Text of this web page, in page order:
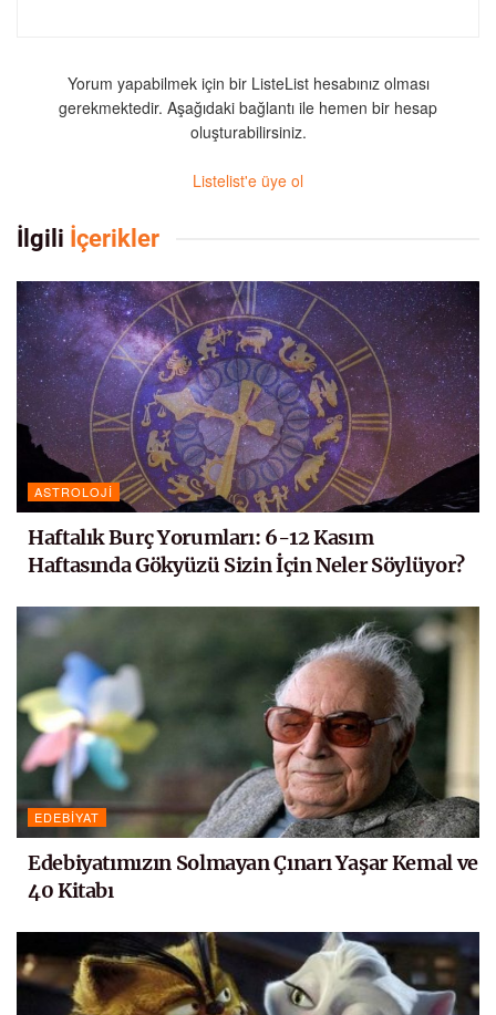
Yorum yapabilmek için bir ListeList hesabınız olması
gerekmektedir. Aşağıdaki bağlantı ile hemen bir hesap
oluşturabilirsiniz.
Listelist'e üye ol
İlgili İçerikler
ASTROLOJI
Haftalık Burç Yorumları: 6-12 Kasım
Haftasında Gökyüzü Sizin İçin Neler Söylüyor?
EDEBIYAT
Edebiyatımızın Solmayan Çınarı Yaşar Kemal ve
40 Kitabı